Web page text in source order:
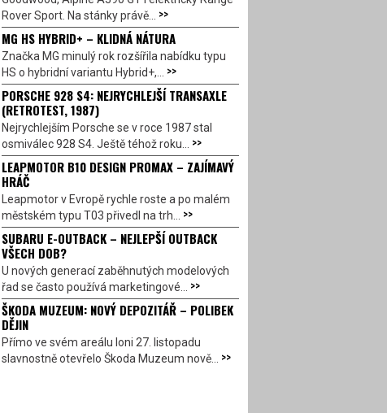
Rover Sport. Na stánky právě... >>
MG HS HYBRID+ – KLIDNÁ NÁTURA
Značka MG minulý rok rozšířila nabídku typu
HS o hybridní variantu Hybrid+,... >>
PORSCHE 928 S4: NEJRYCHLEJŠÍ TRANSAXLE
(RETROTEST, 1987)
Nejrychlejším Porsche se v roce 1987 stal
osmiválec 928 S4. Ještě téhož roku... >>
LEAPMOTOR B10 DESIGN PROMAX – ZAJÍMAVÝ
HRÁČ
Leapmotor v Evropě rychle roste a po malém
městském typu T03 přivedl na trh... >>
SUBARU E-OUTBACK – NEJLEPŠÍ OUTBACK
VŠECH DOB?
U nových generací zaběhnutých modelových
řad se často používá marketingové... >>
ŠKODA MUZEUM: NOVÝ DEPOZITÁŘ – POLIBEK
DĚJIN
Přímo ve svém areálu loni 27. listopadu
slavnostně otevřelo Škoda Muzeum nově... >>